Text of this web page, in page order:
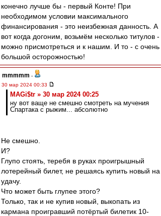
конечно лучше бы - первый Конте! При
необходимом условии максимального
финансирования - это неизбежная данность. А
вот когда догоним, возьмём несколько титулов -
можно присмотреться и к нашим. И то - с очень
большой осторожностью!
mmmmm -
30 мар 2024 00:33
MAGi$tr » 30 мар 2024 00:25
ну вот ваще не смешно смотреть на мучения
Спартака с рыжим... абсолютно
Не смешно.
И?
Глупо стоять, теребя в руках проигрышный
лотерейный билет, не решаясь купить новый на
удачу.
Что может быть глупее этого?
Только, так и не купив новый, выкопать из
кармана проигравший потёртый билетик 10-